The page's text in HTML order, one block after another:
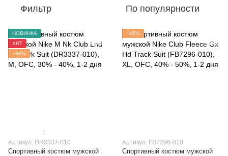
Фильтр По популярности
НОВИНКА
ХИТ
−30%
1
Артикул: DR3337-010
Спортивный костюм мужской
−45%
Артикул: FB7296-010
Спортивный костюм мужской